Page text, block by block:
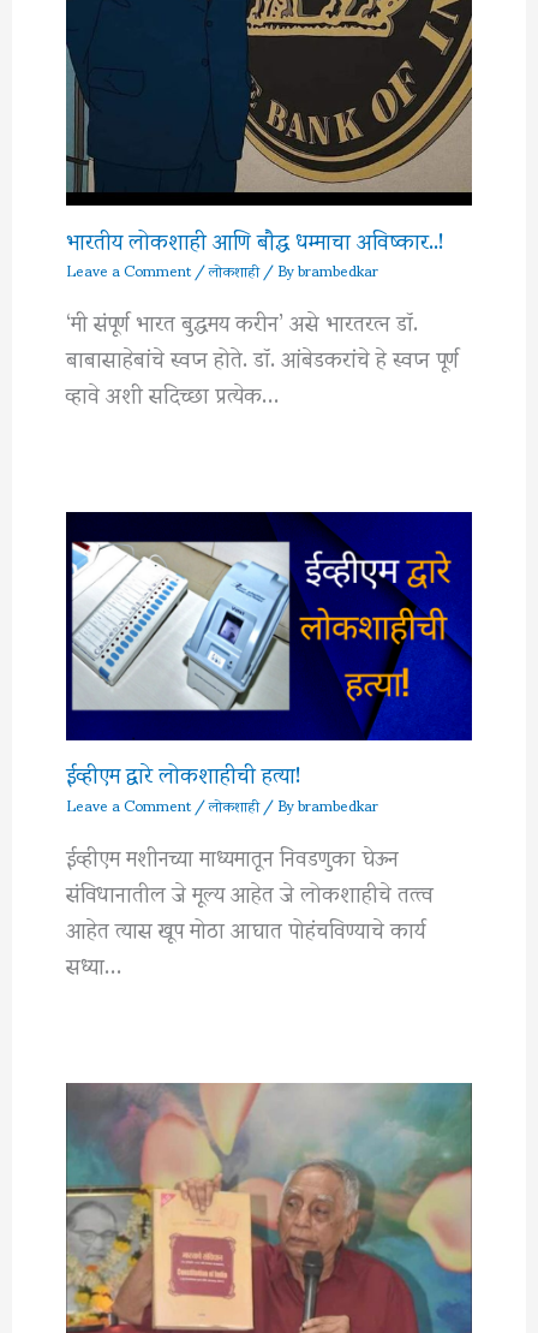
भारतीय लोकशाही आणि बौद्ध धम्माचा अविष्कार..!
Leave a Comment/लोकशाही/ Bybrambedkar
‘मी संपूर्ण भारत बुद्धमय करीन’ असे भारतरत्न डॉ.
बाबासाहेबांचे स्वप्न होते. डॉ. आंबेडकरांचे हे स्वप्न पूर्ण
व्हावे अशी सदिच्छा प्रत्येक…
ईव्हीएम द्वारे लोकशाहीची हत्या!
Leave a Comment/लोकशाही/ Bybrambedkar
ईव्हीएम मशीनच्या माध्यमातून निवडणुका घेऊन
संविधानातील जे मूल्य आहेत जे लोकशाहीचे तत्त्व
आहेत त्यास खूप मोठा आघात पोहंचविण्याचे कार्य
सध्या…